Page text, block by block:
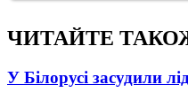
ЧИТАЙТЕ
У Білорусі засудили